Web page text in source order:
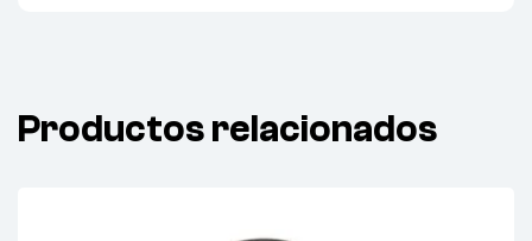
Productos relacionados